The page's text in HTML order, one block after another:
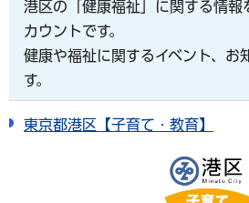
港区の「健康福祉」に関する情報
カウントです。
健康や福祉に関するイベント、お
す。
東京都港区【子育て・教育】